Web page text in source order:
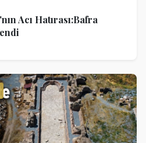
Acı Hatırası:Bafra